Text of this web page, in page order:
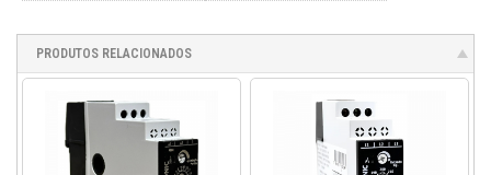
PRODUTOS RELACIONADOS